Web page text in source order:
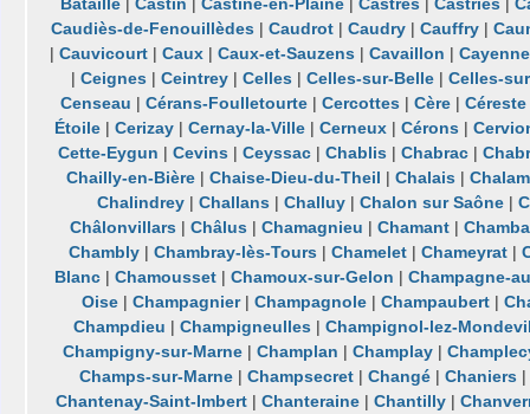
Caudiès-de-Fenouillèdes| Caudrot| Caudry| Cauffry|
|Cauvicourt |Caux |Caux-et-Sauzens |Cavaillon |Cayenne
|Ceignes |Ceintrey |Celles |Celles-sur-Belle |Celles-
Censeau | Cérans-Foulletourte| Cercottes| Cère| Céreste
Étoile| Cerizay| Cernay-la-Ville| Cerneux| Cérons|
Cette-Eygun | Cevins| Ceyssac| Chablis| Chabrac|
Chailly-en-Bière| Chaise-Dieu-du-Theil | Chalais|
Chalindrey |Challans |Challuy |Chalon sur Saône |
Châlonvillars |Châlus |Chamagnieu |Chamant |
Chambly |Chambray-lès-Tours |Chamelet |Chameyrat |
Blanc |Chamousset |Chamoux-sur-Gelon |Champagne-
Oise| Champagnier| Champagnole| Champaubert|
Champdieu |Champigneulles |Champignol-lez-
Champigny-sur-Marne| Champlan | Champlay|
Champs-sur-Marne |Champsecret |Changé |Chaniers
Chantenay-Saint-Imbert |Chanteraine |Chantilly |